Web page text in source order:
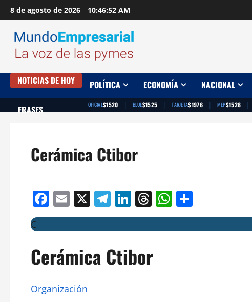
Saltar
al
contenido
8 de agosto de 2026 10:46:53 AM
NOTICIAS DE HOY POLÍTICA ECONOMÍA NACIONAL
FRASES OFICIAL$1520 | BLUE$1525 | TARJETA$1976 | MEP$1528 |
Cerámica Ctibor
Facebook
Email
X Telegram
LinkedIn
Threads
WhatsApp
C
Cerámica Ctibor
Organización